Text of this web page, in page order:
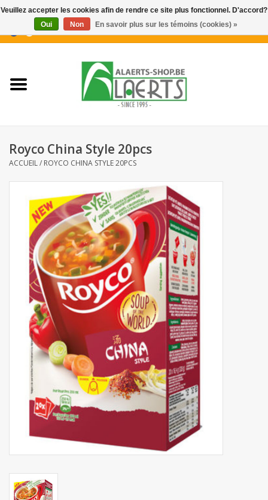
0 Articles - €0,00
Nouveautés
Biscuits pour le café
Boissons
Biscuits apéritifs / Snacks salés
Botanicals
Bonbons pour la bonbonnière
Rouleaux de caisse thermiques
Produits d'hygiène
Matériel d'emballage
Royco China Style 20pcs
ACCUEIL/ ROYCO CHINA STYLE 20PCS
Veuillez accepter les cookies afin de rendre ce site plus fonctionnel. D'accord?
Oui
Non En savoir plus sur les témoins (cookies) »